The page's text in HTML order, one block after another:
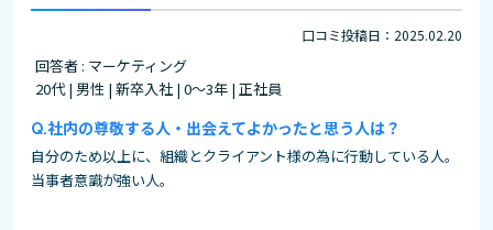
口コミ投稿日：2025.02.20
回答者 : マーケティング
20代 | 男性 | 新卒入社 | 0～3年 | 正社員
社内の尊敬する人・出会えてよかったと思う人は？
自分のため以上に、組織とクライアント様の為に行動している人。
当事者意識が強い人。